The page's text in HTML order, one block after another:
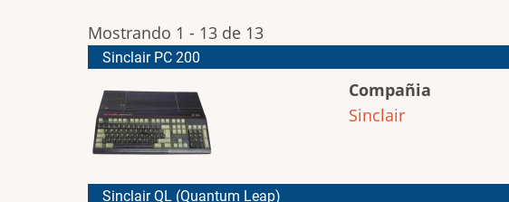
Mostrando 1 - 13 de 13
Sinclair PC 200
Compañia
Sinclair
Sinclair QL (Quantum Leap)